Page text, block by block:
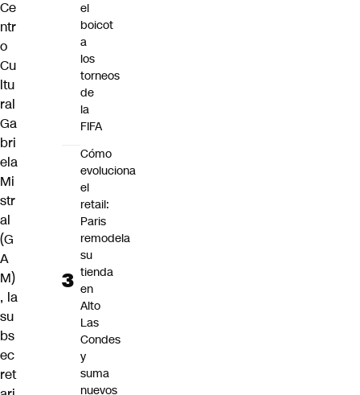
Ce
ntr
o
Cu
ltu
ral
Ga
bri
ela
Mi
str
al
(G
A
M)
, la
su
bs
ec
ret
el
boicot
a
los
torneos
de
la
FIFA
Cómo
evoluciona
el
retail:
Paris
remodela
su
tienda
en
Alto
Las
Condes
y
suma
nuevos